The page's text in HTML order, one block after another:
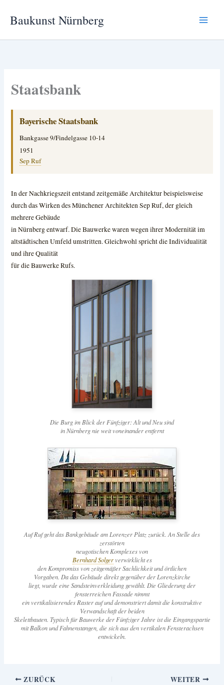
InhaltBaukunst Nürnberg
Staatsbank
Bayerische Staatsbank
Bankgasse 9/Findelgasse 10-14
1951
Sep Ruf
In der Nachkriegszeit entstand zeitgemäße Architekturbeispielsweise
durch das Wirken des Münchener Architekten Sep Ruf, der gleich
mehrere Gebäude
in Nürnberg entwarf. Die Bauwerke waren wegen ihrer Modernität im
altstädtischen Umfeld umstritten. Gleichwohl spricht die Individualität
und ihre Qualität
für die Bauwerke Rufs.
Die Burg im Blick der Fünfziger: Alt und Neu sind
in Nürnberg nie weit voneinander entfernt
Auf Ruf geht das Bankgebäude am Lorenzer Platz zurück. An Stelle des
zerstörten
neugotischen Komplexes von
Bernhard Solgerverwirklicht es
den Kompromiss von zeitgemäßer Sachlichkeit und örtlichen
Vorgaben. Da das Gebäude direkt gegenüber der Lorenzkirche
liegt, wurde eine Sandsteinverkleidung gewählt. Die Gliederung der
fensterreichen Fassade nimmt
ein vertikalisierendes Raster auf und demonstriert damit die konstruktive
Verwandschaft der beiden
Skelettbauten. Typisch für Bauwerke der Fünfziger Jahre ist die Eingangspartie
mit Balkon und Fahnenstangen, die sich aus den vertikalen Fensterachsen
entwickeln.
ZURÜCK WEITER